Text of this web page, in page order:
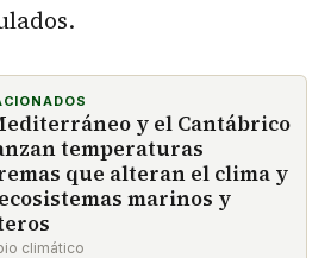
y el Cantábrico
temperaturas
que alteran el clima y
marinos y
climático